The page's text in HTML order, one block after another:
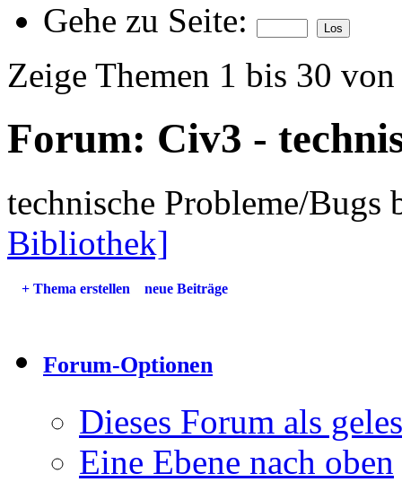
Gehe zu Seite:
Zeige Themen 1 bis 30
Forum: Civ3 -
technische Probleme/
Bibliothek]
+ Thema erstellen neue Beiträge
Forum-Optionen
Dieses Forum als
Eine Ebene nach oben